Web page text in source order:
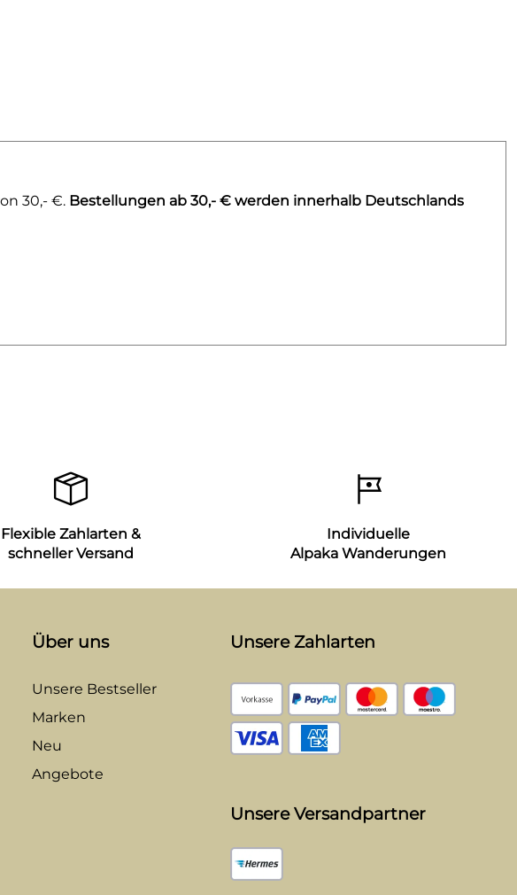
30,- €. Bestellungen ab 30,- € werden innerhalb Deutschlands
Flexible Zahlarten &
schneller Versand
Individuelle
Alpaka Wanderungen
Über uns
Unsere Bestseller
Marken
Neu
Angebote
Unsere Zahlarten
Unsere Versandpartner